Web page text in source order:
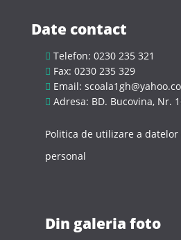
Date contact
Telefon: 0230 235 321
Fax: 0230 235 329
Email:
Adresa: BD. Bucovina, Nr.
Politica de utilizare a
personal
Din galeria foto